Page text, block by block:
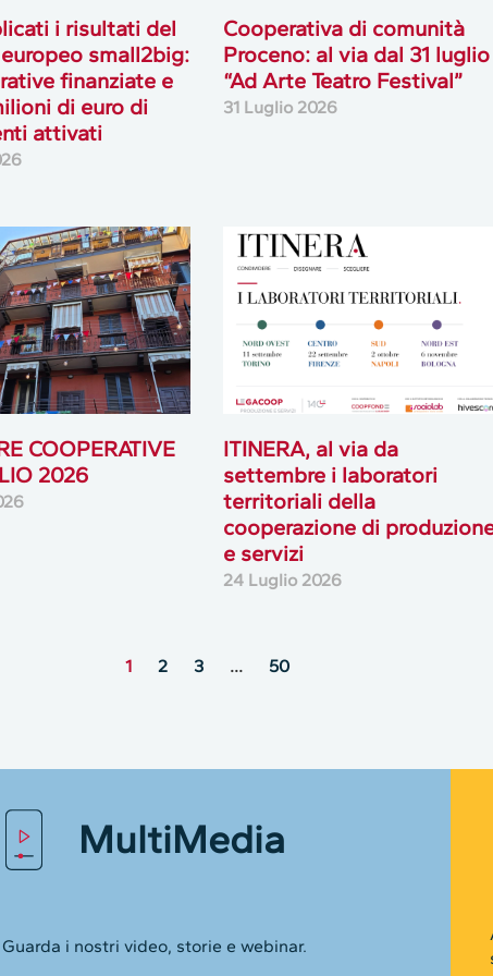
i risultati del
small2big:
finanziate e
di euro di
attivati
Cooperativa di comunità
Proceno: al via dal 31 luglio
“Ad Arte Teatro Festival”
31 Luglio 2026
COOPERATIVE
2026
ITINERA, al via da
settembre i laboratori
territoriali della
cooperazione di
e servizi
24 Luglio 2026
1 2 3 … 50
MultiMedia
Guarda i nostri video, storie e webinar.
dati personali dei